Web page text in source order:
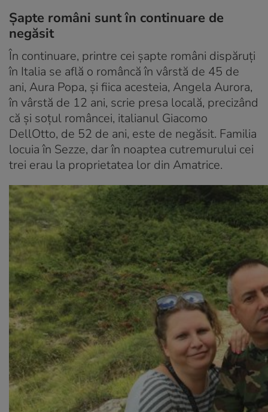
Șapte români sunt în continuare de
negăsit
În continuare, printre cei șapte români dispăruţi
în Italia se află o româncă în vârstă de 45 de
ani, Aura Popa, şi fiica acesteia, Angela Aurora,
în vârstă de 12 ani, scrie presa locală, precizând
că şi soţul româncei, italianul Giacomo
DellOtto, de 52 de ani, este de negăsit. Familia
locuia în Sezze, dar în noaptea cutremurului cei
trei erau la proprietatea lor din Amatrice.